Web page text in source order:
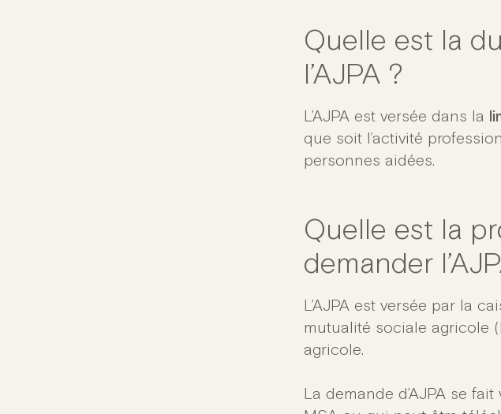
Quelle est la
l’AJPA ?
L’AJPA est versée dans la
que soit l’activité
personnes aidées.
Quelle est la
demander
L’AJPA est versée par la
mutualité sociale agricole
agricole.
La demande d’AJPA se